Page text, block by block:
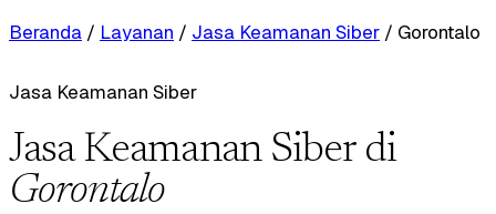
Beranda / Layanan / Jasa Keamanan Siber / Gorontalo
Jasa Keamanan Siber
Jasa Keamanan Siber di
Gorontalo